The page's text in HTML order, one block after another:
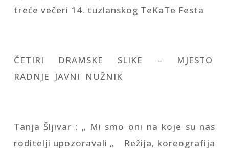
treće večeri 14. tuzlanskog TeKaTe Festa
ČETIRI DRAMSKE SLIKE – MJESTO
RADNJE JAVNI NUŽNIK
Tanja Šljivar : „ Mi smo oni na koje su nas
roditelji upozoravali „ Režija, koreografija